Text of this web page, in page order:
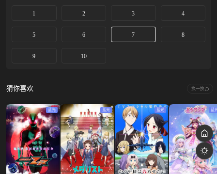
1 2 3 4
5 6 7 8
9 10
猜你喜欢 换一换
蓝光 蓝光 蓝光 蓝